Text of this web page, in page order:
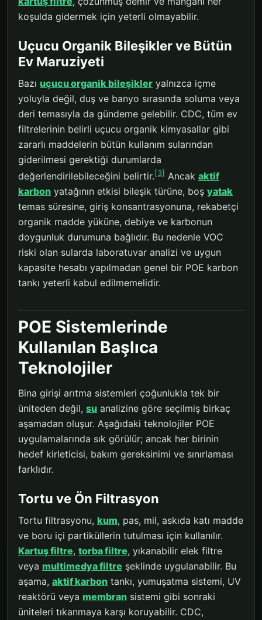
koşulda gidermek için yeterli olmayabilir.
Uçucu Organik Bileşikler ve Bütün
Ev Maruziyeti
Bazı uçucu organik bileşikler yalnızca içme
yoluyla değil, duş ve banyo sırasında soluma veya
deri temasıyla da gündeme gelebilir. CDC, tüm ev
filtrelerinin belirli uçucu organik kimyasallar gibi
zararlı maddelerin bütün kullanım sularından
giderilmesi gerektiği durumlarda
değerlendirilebileceğini belirtir.[3] Ancak aktif
karbon yatağının etkisi bileşik türüne, boş yatak
temas süresine, giriş konsantrasyonuna, rekabetçi
organik madde yüküne, debiye ve karbonun
doygunluk durumuna bağlıdır. Bu nedenle VOC
riski olan sularda laboratuvar analizi ve uygun
kapasite hesabı yapılmadan genel bir POE karbon
tankı yeterli kabul edilmemelidir.
POE Sistemlerinde
Kullanılan Başlıca
Teknolojiler
Bina girişi arıtma sistemleri çoğunlukla tek bir
üniteden değil, su analizine göre seçilmiş birkaç
aşamadan oluşur. Aşağıdaki teknolojiler POE
uygulamalarında sık görülür; ancak her birinin
hedef kirleticisi, bakım gereksinimi ve sınırlaması
farklıdır.
Tortu ve Ön Filtrasyon
Tortu filtrasyonu, kum, pas, mil, askıda katı madde
ve boru içi partiküllerin tutulması için kullanılır.
Kartuş filtre, torba filtre, yıkanabilir elek filtre
veya multimedya filtre şeklinde uygulanabilir. Bu
aşama, aktif karbon tankı, yumuşatma sistemi, UV
reaktörü veya membran sistemi gibi sonraki
üniteleri tıkanmaya karşı koruyabilir. CDC,